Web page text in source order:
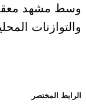
وسط مشهد معقد
والتوازنات
الرابط المختصر